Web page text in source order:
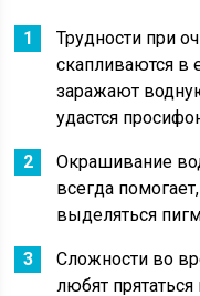
Трудности при
скапливаются в
заражают
удастся
Окрашивание
всегда
выделяться
Сложности во
любят